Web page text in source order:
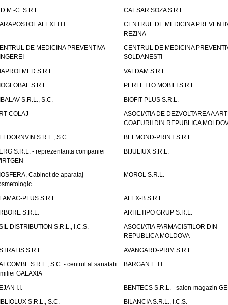
C. S.R.L.
CAESAR SOZA S.R.L.
ALEXEI I.I.
CENTRUL DE MEDICINA
REZINA
DE MEDICINA PREVENTIVA
CENTRUL DE MEDICINA
SOLDANESTI
S.R.L.
VALDAM S.R.L.
S.R.L.
PERFETTO MOBILI S.R.L.
S.R.L., S.C.
BIOFIT-PLUS S.R.L.
COLAJ
ASOCIATIA DE DEZVOLTAREA A
COAFURII DIN REPUBLICA
S.R.L., S.C.
BELMOND-PRINT S.R.L.
S.R.L. - reprezentanta companiei
BIJULIUX S.R.L.
Cabinet de aparataj
MOROL S.R.L.
PLUS S.R.L.
ALEX-B S.R.L.
S.R.L.
ARHETIPO GRUP S.R.L.
DISTRIBUTION S.R.L., I.C.S.
ASOCIATIA FARMACISTILOR DIN
REPUBLICA MOLDOVA
S.R.L.
AVANGARD-PRIM S.R.L.
S.R.L., S.C. - centrul al sanatatii
GALAXIA
BARGAN L. I.I.
I.I.
BENTECS S.R.L. - salon-magazin
S.R.L., S.C.
BILANCIA S.R.L., I.C.S.